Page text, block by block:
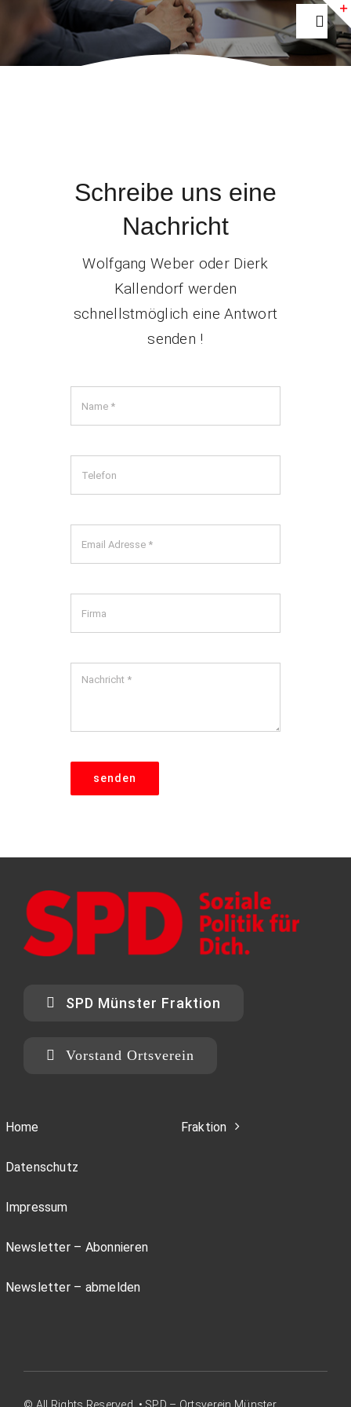
Inhalt
springen
Ihre SPDSchreibe uns eine
Nachricht
Wolfgang Weber oder Dierk
Kallendorf werden
schnellstmöglich eine Antwort
senden !
senden
SPD Münster Fraktion
Vorstand Ortsverein
Home
Datenschutz
Impressum
Newsletter – Abonnieren
Newsletter – abmelden
Fraktion
© All Rights Reserved. • SPD – Ortsverein Münster